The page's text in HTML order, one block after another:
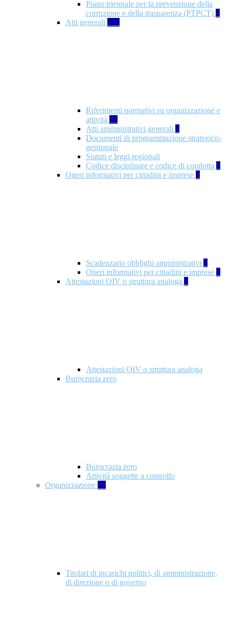
Piano triennale per la prevenzione della
corruzione e della trasparenza (PTPCT) 2
Atti generali 126
Riferimenti normativi su organizzazione e
attività 77
Atti amministrativi generali 3
Documenti di programmazione strategico-
gestionale
Statuti e leggi regionali
Codice disciplinare e codice di condotta 1
Oneri informativi per cittadini e imprese 8
Scadenzario obblighi amministrativi 1
Oneri informativi per cittadini e imprese 1
Attestazioni OIV o struttura analoga 2
Attestazioni OIV o struttura analoga
Burocrazia zero
Burocrazia zero
Attività soggette a controllo
Organizzazione 10
Titolari di incarichi politici, di amministrazione,
di direzione o di governo